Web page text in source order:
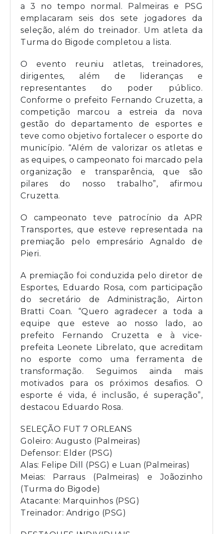
a 3 no tempo normal. Palmeiras e PSG
emplacaram seis dos sete jogadores da
seleção, além do treinador. Um atleta da
Turma do Bigode completou a lista.
O evento reuniu atletas, treinadores,
dirigentes, além de lideranças e
representantes do poder público.
Conforme o prefeito Fernando Cruzetta, a
competição marcou a estreia da nova
gestão do departamento de esportes e
teve como objetivo fortalecer o esporte do
município. “Além de valorizar os atletas e
as equipes, o campeonato foi marcado pela
organização e transparência, que são
pilares do nosso trabalho”, afirmou
Cruzetta.
O campeonato teve patrocínio da APR
Transportes, que esteve representada na
premiação pelo empresário Agnaldo de
Pieri.
A premiação foi conduzida pelo diretor de
Esportes, Eduardo Rosa, com participação
do secretário de Administração, Airton
Bratti Coan. “Quero agradecer a toda a
equipe que esteve ao nosso lado, ao
prefeito Fernando Cruzetta e à vice-
prefeita Leonete Librelato, que acreditam
no esporte como uma ferramenta de
transformação. Seguimos ainda mais
motivados para os próximos desafios. O
esporte é vida, é inclusão, é superação”,
destacou Eduardo Rosa.
SELEÇÃO FUT 7 ORLEANS
Goleiro: Augusto (Palmeiras)
Defensor: Elder (PSG)
Alas: Felipe Dill (PSG) e Luan (Palmeiras)
Meias: Parraus (Palmeiras) e Joãozinho
(Turma do Bigode)
Atacante: Marquinhos (PSG)
Treinador: Andrigo (PSG)